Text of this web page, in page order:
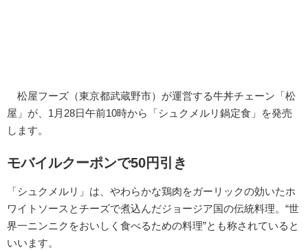
松屋フーズ（東京都武蔵野市）が運営する牛丼チェーン「松
屋」が、1月28日午前10時から「シュクメルリ鍋定食」を発売
します。
モバイルクーポンで50円引き
「シュクメルリ」は、やわらかな鶏肉をガーリックの効いたホ
ワイトソースとチーズで煮込んだジョージア国の伝統料理。“世
界一ニンニクをおいしく食べるための料理”とも称されていると
いいます。